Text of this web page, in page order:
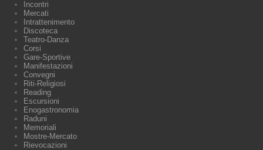
Incontri
Mercati
Intrattenimento
Discoteca
Teatro-Danza
Corsi
Gare-Sportive
Manifestazioni
Convegni
Riti-Religiosi
Reading
Escursioni
Enogastronomia
Raduni
Memoriali
Mostre-Mercato
Rievocazioni